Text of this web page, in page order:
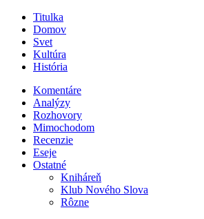
Titulka
Domov
Svet
Kultúra
História
Komentáre
Analýzy
Rozhovory
Mimochodom
Recenzie
Eseje
Ostatné
Kniháreň
Klub Nového Slova
Rôzne